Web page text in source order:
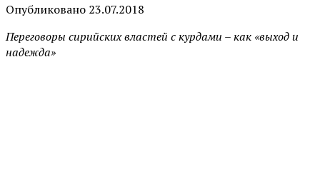
Опубликовано 23.07.2018
Переговоры сирийских властей с курдами – как «выход и
надежда»